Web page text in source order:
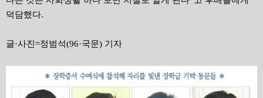
덕담했다.
글·사진=정범석(96·국문) 기자